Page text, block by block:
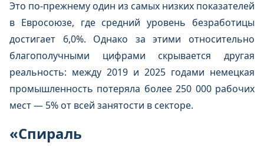
Это по-прежнему один из самых низких показателей
в Евросоюзе, где средний уровень безработицы
достигает 6,0%. Однако за этими относительно
благополучными цифрами скрывается другая
реальность: между 2019 и 2025 годами немецкая
промышленность потеряла более 250 000 рабочих
мест — 5% от всей занятости в секторе.
«Спираль